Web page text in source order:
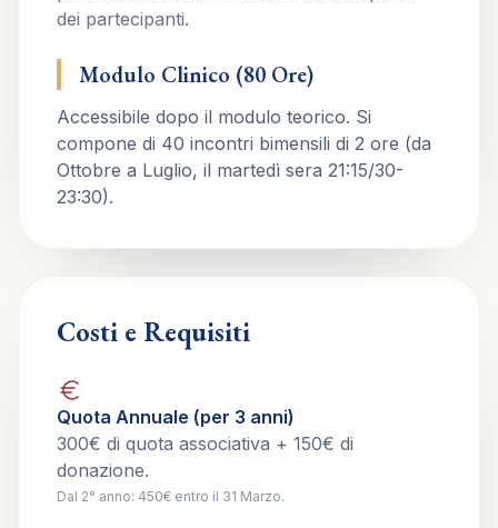
dei partecipanti.
Modulo Clinico (80 Ore)
Accessibile dopo il modulo teorico. Si
compone di 40 incontri bimensili di 2 ore (da
Ottobre a Luglio, il martedì sera 21:15/30-
23:30).
Costi e Requisiti
Quota Annuale (per 3 anni)
300€ di quota associativa + 150€ di
donazione.
Dal 2° anno: 450€ entro il 31 Marzo.